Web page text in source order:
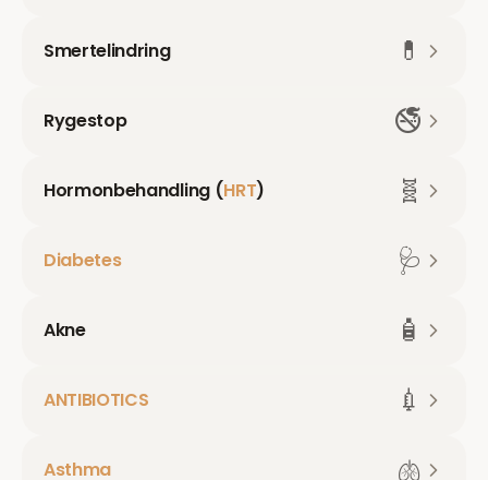
Smertelindring 💊
Rygestop 🚭
Hormonbehandling (HRT) 🧬
Diabetes 🩺
Akne 🧴
ANTIBIOTICS 💉
Asthma 🫁